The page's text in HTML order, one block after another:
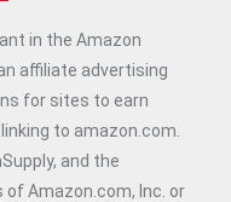
in the Amazon
affiliate advertising
for sites to earn
to amazon.com.
and the
Amazon.com, Inc. or